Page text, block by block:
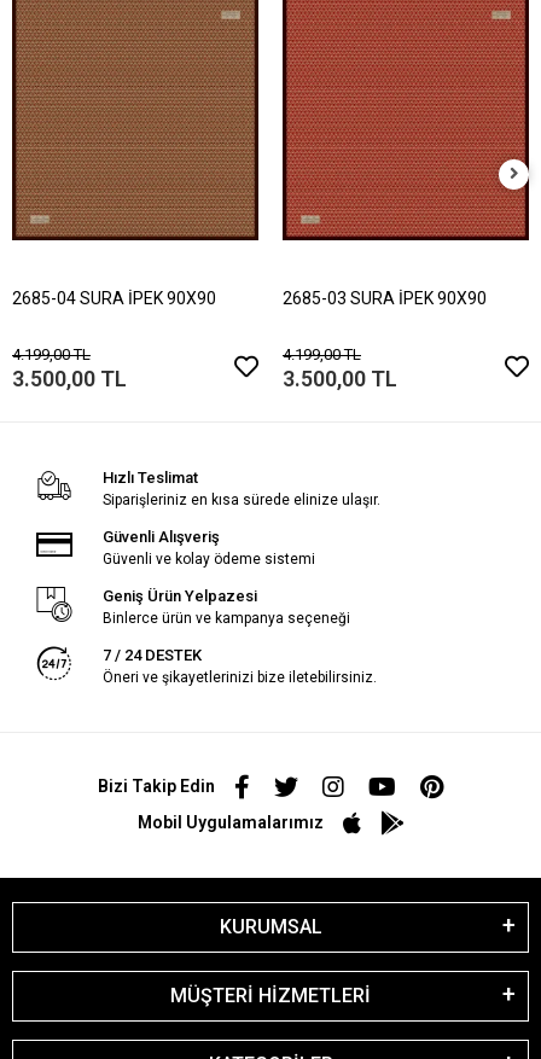
2685-04 SURA İPEK 90X90
4.199,00 TL
3.500,00 TL
2685-03 SURA İPEK 90X90
4.199,00 TL
3.500,00 TL
Hızlı Teslimat
Siparişleriniz en kısa sürede elinize ulaşır.
Güvenli Alışveriş
Güvenli ve kolay ödeme sistemi
Geniş Ürün Yelpazesi
Binlerce ürün ve kampanya seçeneği
7 / 24 DESTEK
Öneri ve şikayetlerinizi bize iletebilirsiniz.
Bizi Takip Edin
Mobil Uygulamalarımız
KURUMSAL
MÜŞTERİ HİZMETLERİ